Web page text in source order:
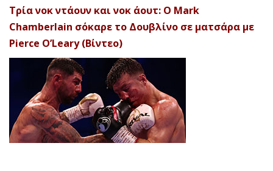
Τρία νοκ ντάουν και νοκ άουτ: Ο Mark
Chamberlain σόκαρε το Δουβλίνο σε ματσάρα με
Pierce O’Leary (Βίντεο)